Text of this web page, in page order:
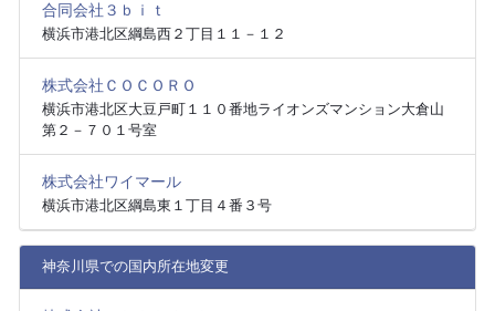
合同会社３ｂｉｔ
横浜市港北区綱島西２丁目１１－１２
株式会社ＣＯＣＯＲＯ
横浜市港北区大豆戸町１１０番地ライオンズマンション大倉山
第２－７０１号室
株式会社ワイマール
横浜市港北区綱島東１丁目４番３号
神奈川県での国内所在地変更